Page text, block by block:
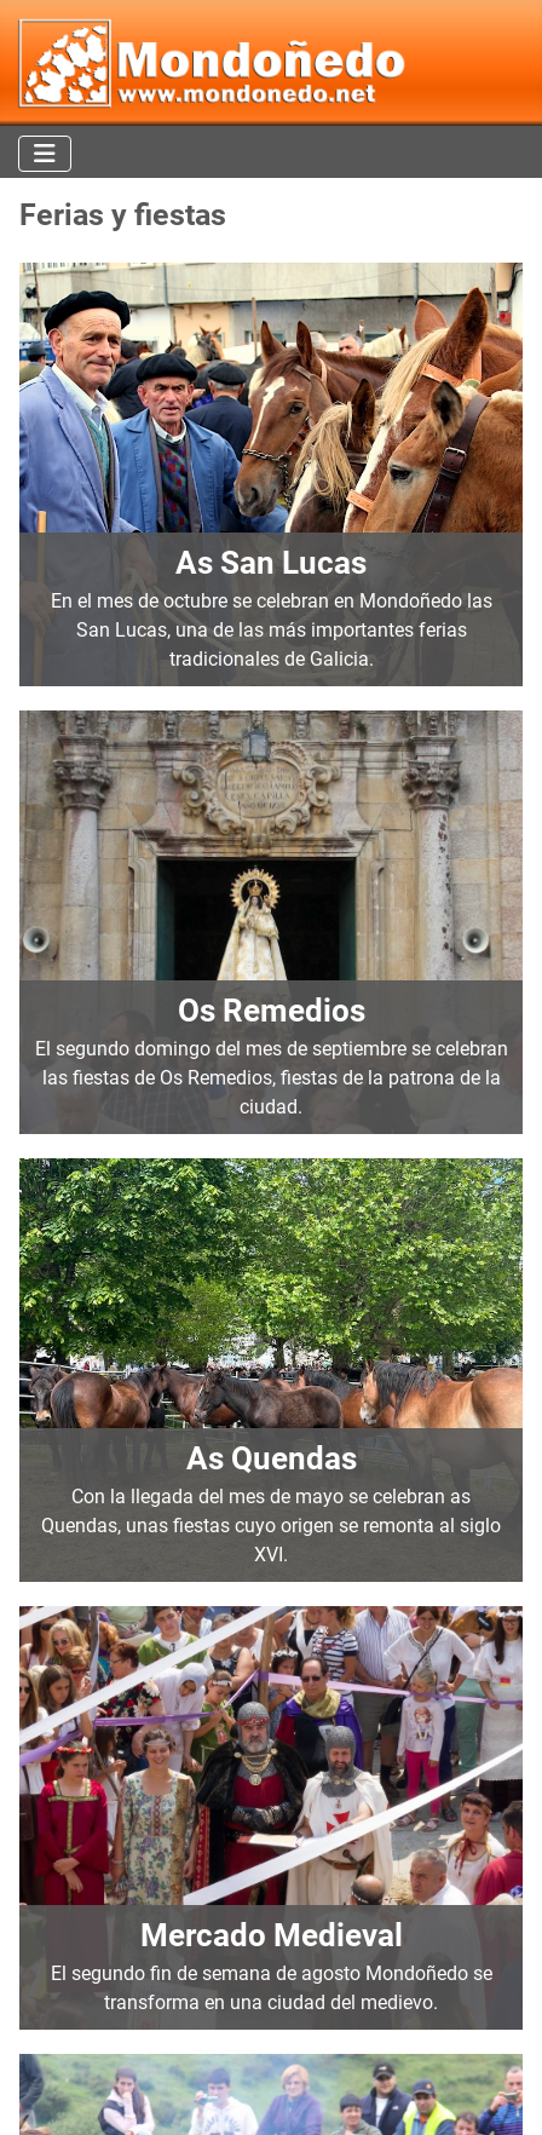
Ferias y fiestas
As San Lucas
En el mes de octubre se celebran en Mondoñedo las
San Lucas, una de las más importantes ferias
tradicionales de Galicia.
Os Remedios
El segundo domingo del mes de septiembre se celebran
las fiestas de Os Remedios, fiestas de la patrona de la
ciudad.
As Quendas
Con la llegada del mes de mayo se celebran as
Quendas, unas fiestas cuyo origen se remonta al siglo
XVI.
Mercado Medieval
El segundo fin de semana de agosto Mondoñedo se
transforma en una ciudad del medievo.